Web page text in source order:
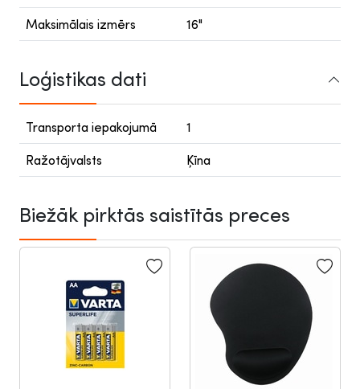
Maksimālais izmērs 16"
Loģistikas dati
Transporta iepakojumā 1
Ražotājvalsts Ķīna
Biežāk pirktās saistītās preces